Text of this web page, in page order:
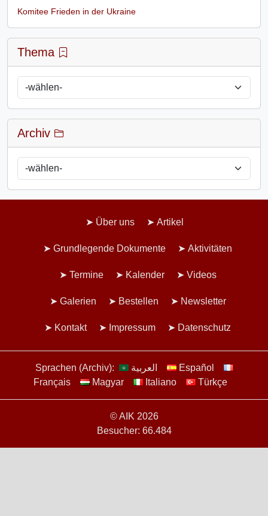
Komitee Frieden in der Ukraine
Thema
Archiv
Über uns Artikel
Grundlegende Dokumente Aktivitäten
Termine Kalender Videos
Galerien Bestellen Newsletter
Kontakt Impressum Datenschutz
Sprachen (Archiv): العربية
Español
Français
Magyar Italiano Türkçe
© AIK 2026
Besucher: 66.484